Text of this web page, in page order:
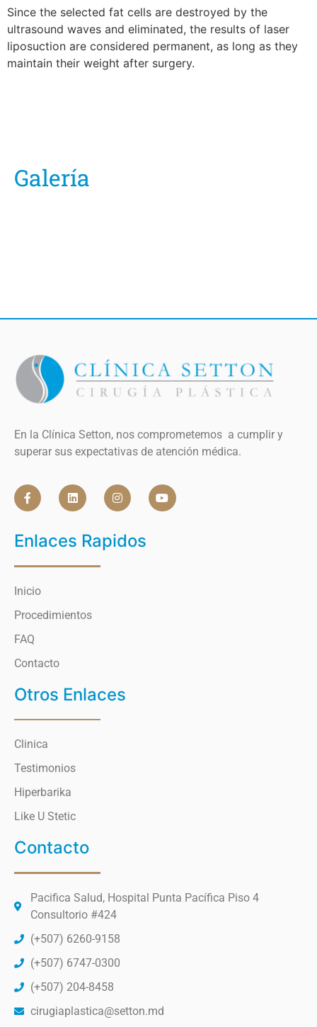
Since the selected fat cells are destroyed by the
ultrasound waves and eliminated, the results of laser
liposuction are considered permanent, as long as they
maintain their weight after surgery.
Galería
En la Clínica Setton, nos comprometemos a cumplir y
superar sus expectativas de atención médica.
Enlaces Rapidos
Inicio
Procedimientos
FAQ
Contacto
Otros Enlaces
Clinica
Testimonios
Hiperbarika
Like U Stetic
Contacto
Pacifica Salud, Hospital Punta Pacífica Piso 4
Consultorio #424
(+507) 6260-9158
(+507) 6747-0300
(+507) 204-8458
cirugiaplastica@setton.md